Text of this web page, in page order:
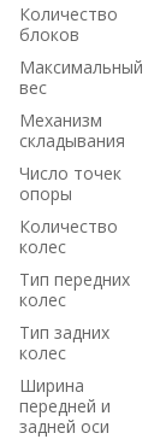
Количество
блоков
Максимальный
вес
Механизм
складывания
Число точек
опоры
Количество
колес
Тип передних
колес
Тип задних
колес
Ширина
передней и
задней оси